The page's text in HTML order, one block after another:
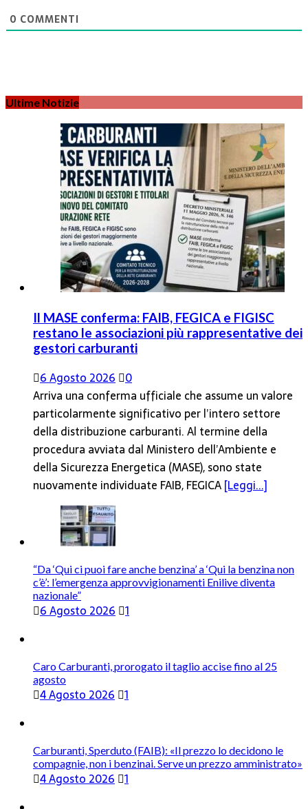
0 COMMENTI
Ultime Notizie
Il MASE conferma: FAIB, FEGICA e FIGISC
restano le associazioni più rappresentative dei
gestori carburanti
6 Agosto 2026
0
Arriva una conferma ufficiale che assume un valore
particolarmente significativo per l’intero settore
della distribuzione carburanti. Al termine della
procedura avviata dal Ministero dell’Ambiente e
della Sicurezza Energetica (MASE), sono state
nuovamente individuate FAIB, FEGICA[Leggi...]
“Da ‘Qui ci puoi fare anche benzina’ a ‘Qui la benzina non
c’è’: l’emergenza approvvigionamenti Enilive diventa
nazionale”
6 Agosto 2026 1
Caro Carburanti, prorogato il taglio accise fino al 25
agosto
4 Agosto 2026 1
Carburanti, Sperduto (FAIB): «Il prezzo lo decidono le
compagnie, non i benzinai. Serve un prezzo amministrato»
4 Agosto 2026 1